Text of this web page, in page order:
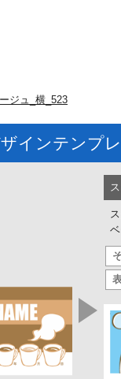
ジュ_横_523
インテンプ